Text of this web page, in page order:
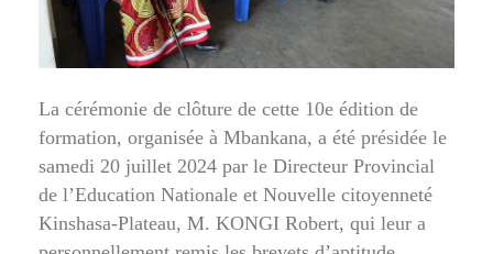
La cérémonie de clôture de cette 10e édition de
formation, organisée à Mbankana, a été présidée le
samedi 20 juillet 2024 par le Directeur Provincial
de l’Education Nationale et Nouvelle citoyenneté
Kinshasa-Plateau, M. KONGI Robert, qui leur a